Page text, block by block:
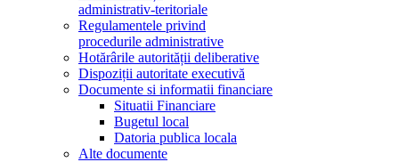
administrativ-teritoriale
Regulamentele privind
procedurile administrative
Hotărârile autorității deliberative
Dispoziții autoritate executivă
Documente si informatii financiare
Situatii Financiare
Bugetul local
Datoria publica locala
Alte documente